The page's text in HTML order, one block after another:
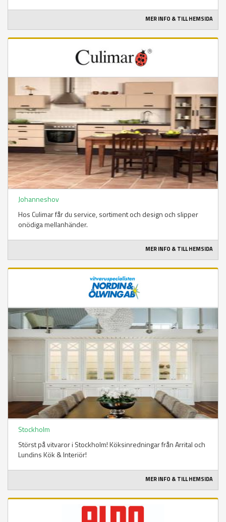
MER INFO & TILL HEMSIDA
Johanneshov
Hos Culimar får du service, sortiment och design och slipper
onödiga mellanhänder.
MER INFO & TILL HEMSIDA
Stockholm
Störst på vitvaror i Stockholm! Köksinredningar från Arrital och
Lundins Kök & Interiör!
MER INFO & TILL HEMSIDA